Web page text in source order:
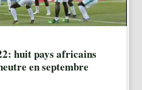
huit pays africains
en septembre